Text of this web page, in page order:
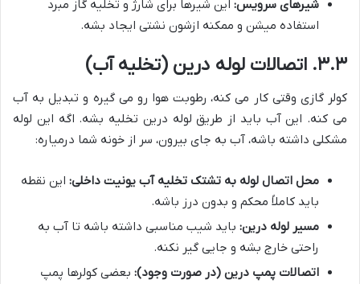
شیرهای سرویس: این شیرها برای شارژ و تخلیه گاز مبرد
استفاده میشن و ممکنه ازشون نشتی ایجاد بشه.
۳.۳. اتصالات لوله درین (تخلیه آب)
کولر گازی وقتی کار می کنه، رطوبت هوا رو می گیره و تبدیل به آب
می کنه. این آب باید از طریق لوله درین تخلیه بشه. اگه این لوله
مشکلی داشته باشه، آب به جای بیرون، سر از خونه شما درمیاره:
محل اتصال لوله به تشتک تخلیه آب یونیت داخلی: این نقطه
باید کاملاً محکم و بدون درز باشه.
مسیر لوله درین: باید شیب مناسبی داشته باشه تا آب به
راحتی خارج بشه و جایی گیر نکنه.
اتصالات پمپ درین (در صورت وجود): بعضی کولرها پمپ